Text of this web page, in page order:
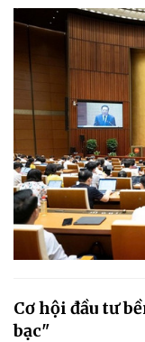
Cơ hội đầu tư
bạc"